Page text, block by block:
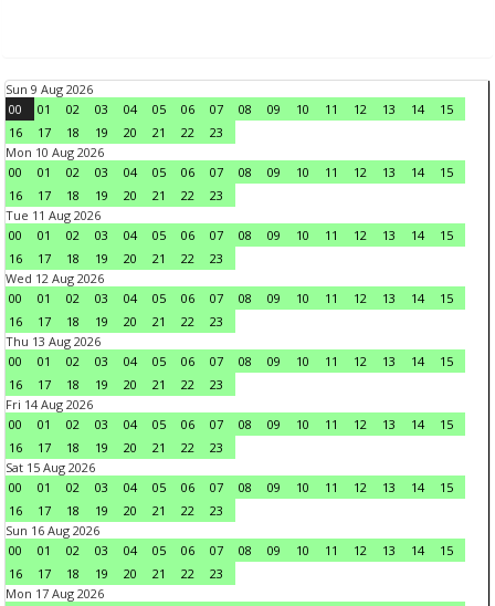
Sun 9 Aug 2026
00
01 02 03 04 05 06 07 08 09 10 11 12 13 14
15
16
17 18 19 20 21 22
23
Mon 10 Aug 2026
00
01 02 03 04 05 06 07 08 09 10 11 12 13 14
15
16
17 18 19 20 21 22
23
Tue 11 Aug 2026
00
01 02 03 04 05 06 07 08 09 10 11 12 13 14
15
16
17 18 19 20 21 22
23
Wed 12 Aug 2026
00
01 02 03 04 05 06 07 08 09 10 11 12 13 14
15
16
17 18 19 20 21 22
23
Thu 13 Aug 2026
00
01 02 03 04 05 06 07 08 09 10 11 12 13 14
15
16
17 18 19 20 21 22
23
Fri 14 Aug 2026
00
01 02 03 04 05 06 07 08 09 10 11 12 13 14
15
16
17 18 19 20 21 22
23
Sat 15 Aug 2026
00
01 02 03 04 05 06 07 08 09 10 11 12 13 14
15
16
17 18 19 20 21 22
23
Sun 16 Aug 2026
00
01 02 03 04 05 06 07 08 09 10 11 12 13 14
15
16
17 18 19 20 21 22
23
Mon 17 Aug 2026